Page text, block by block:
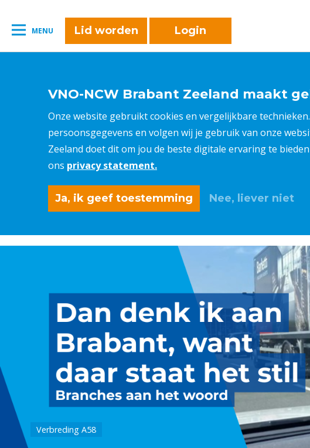
MENU Lid worden Login
VNO-NCW Brabant Zeeland maakt
Onze website gebruikt cookies en vergelijkbare
persoonsgegevens en volgen wij je gebruik van onze
Zeeland doet dit om jou de beste digitale ervaring te
ons privacy statement.
Ja, ik geef toestemming Nee, liever niet
Verbreding A58